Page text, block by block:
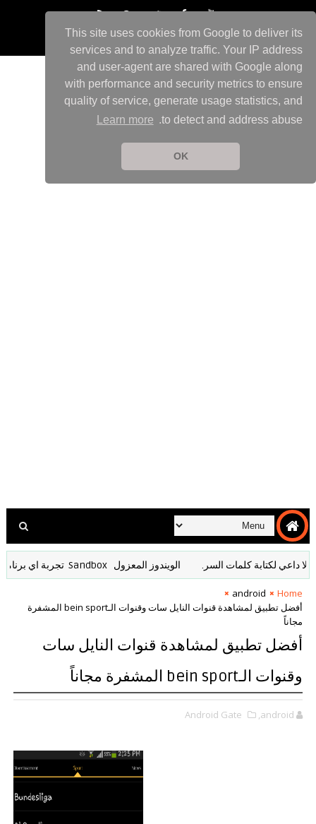
This site uses cookies from Google to deliver its
services and to analyze traffic. Your IP address
and user-agent are shared with Google along
with performance and security metrics to ensure
quality of service, generate usage statistics, and
to detect and address abuse.
Learn more
OK
لكتابة كلمات السر. الويندوز ‏المعزول ‏Sandbox ‎ ‎ ‏ ‏تجربة ‏اي ‏برنامج ‏تشك ‏به
Home
android
أفضل تطبيق لمشاهدة قنوات النايل سات وقنوات الـbein sport المشفرة
مجاناً
أفضل تطبيق لمشاهدة قنوات النايل سات
وقنوات الـbein sport المشفرة مجاناً
Android Gate ,android